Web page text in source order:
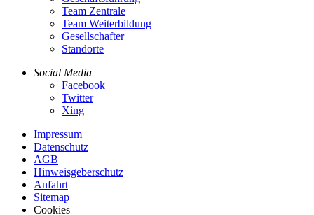
Team Zentrale
Team Weiterbildung
Gesellschafter
Standorte
Social Media
Facebook
Twitter
Xing
Impressum
Datenschutz
AGB
Hinweisgeberschutz
Anfahrt
Sitemap
Cookies